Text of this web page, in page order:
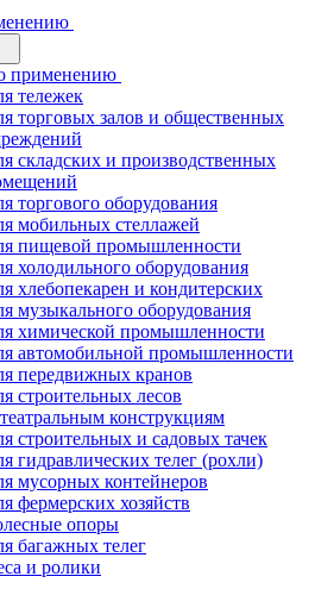
применению
тележек
торговых залов и общественных
складских и производственных
торгового оборудования
мобильных стеллажей
пищевой промышленности
холодильного оборудования
хлебопекарен и кондитерских
музыкального оборудования
химической промышленности
автомобильной промышленности
передвижных кранов
строительных лесов
конструкциям
строительных и садовых тачек
гидравлических телег (рохли)
мусорных контейнеров
фермерских хозяйств
опоры
багажных телег
и ролики